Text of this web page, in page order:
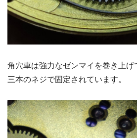
角穴車は強力なゼンマイを巻き上げ
三本のネジで固定されています。